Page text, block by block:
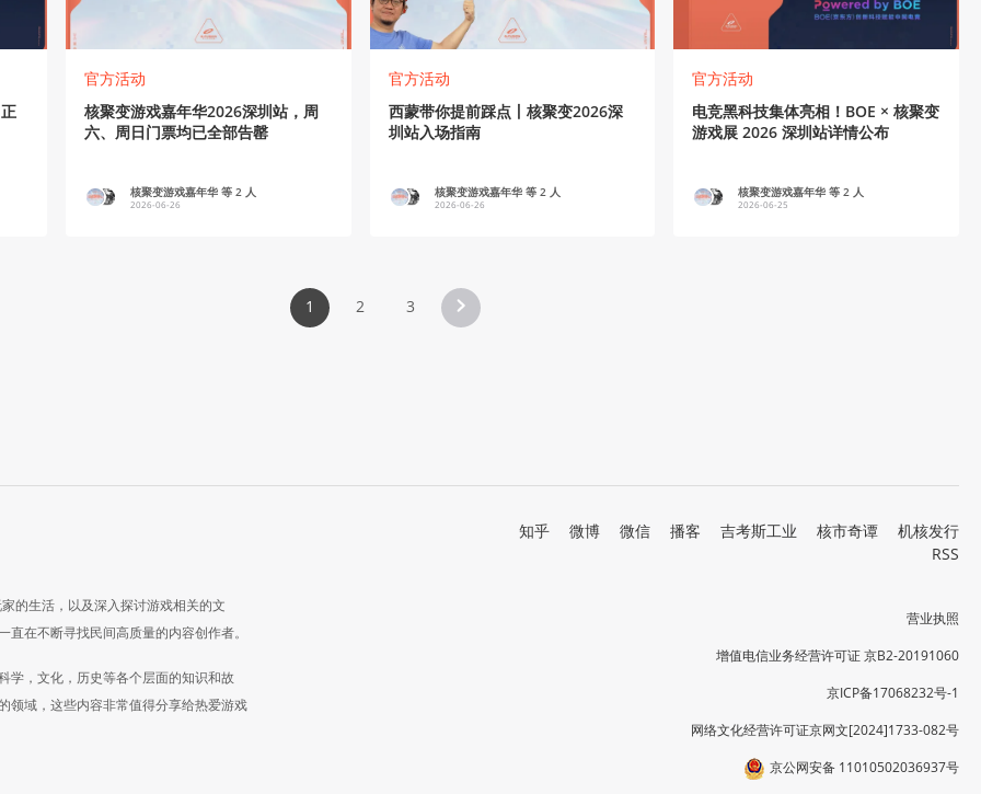
官方活动
核聚变游戏嘉年华2026深圳站，周
六、周日门票均已全部告罄
核聚变游戏嘉年华 等 2 人
2026-06-26
官方活动
西蒙带你提前踩点丨核聚变2026深
圳站入场指南
核聚变游戏嘉年华 等 2 人
2026-06-26
官方活动
电竞黑科技集体亮相！BOE × 核聚变
游戏展 2026 深圳站详情公布
核聚变游戏嘉年华 等 2 人
2026-06-25
1 2 3
的生活，以及深入探讨游戏相关的文
在不断寻找民间高质量的内容创作者。
学，文化，历史等各个层面的知识和故
领域，这些内容非常值得分享给热爱游戏
知乎 微博 微信 播客 吉考斯工业 核市奇谭
机核发行
RSS
营业执照
增值电信业务经营许可证 京B2-20191060
京ICP备17068232号-1
网络文化经营许可证京网文[2024]1733-082号
京公网安备 11010502036937号